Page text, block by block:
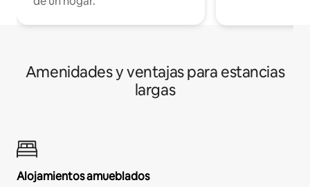
Amenidades y ventajas para estancias
largas
Alojamientos amueblados